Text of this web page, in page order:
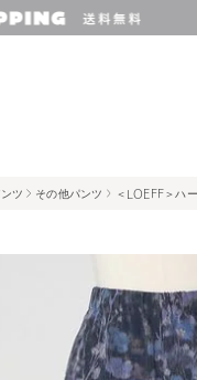
ツ その他パンツ ＜LOEFF＞ハ